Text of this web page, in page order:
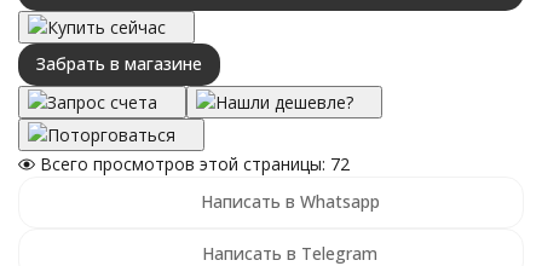
Купить сейчас
Забрать в магазине
Запрос счета
Нашли дешевле?
Поторговаться
Всего просмотров этой страницы: 72
Написать в Whatsapp
Написать в Telegram